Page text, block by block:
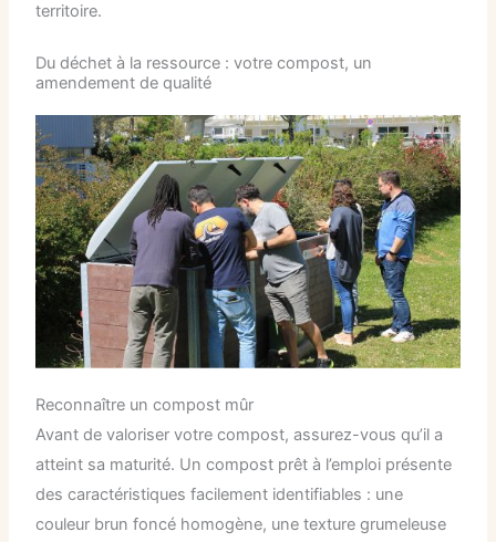
territoire.
Du déchet à la ressource : votre compost, un
amendement de qualité
Reconnaître un compost mûr
Avant de valoriser votre compost, assurez-vous qu’il a
atteint sa maturité. Un compost prêt à l’emploi présente
des caractéristiques facilement identifiables : une
couleur brun foncé homogène, une texture grumeleuse